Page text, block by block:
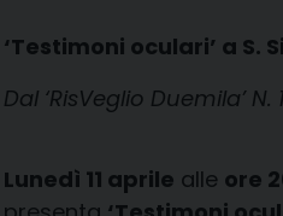
‘Testimoni oculari’ a S.
Dal ‘RisVeglio Duemila’ N.
Lunedì 11 aprile alle ore